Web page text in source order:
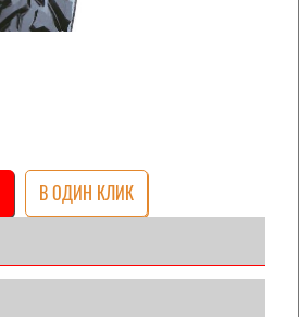
В ОДИН КЛИК